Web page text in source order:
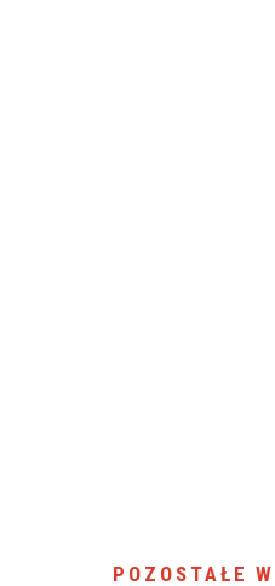
POZOSTAŁE